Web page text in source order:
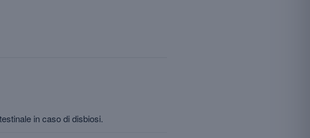
in caso di disbiosi.